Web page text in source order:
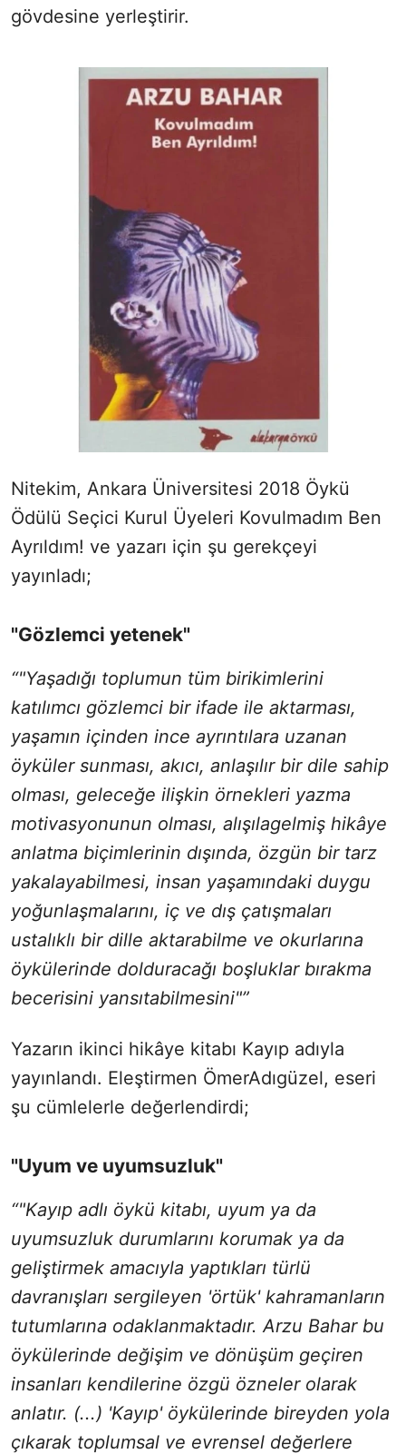
gövdesine yerleştirir.
Nitekim, Ankara Üniversitesi 2018 Öykü
Ödülü Seçici Kurul Üyeleri Kovulmadım Ben
Ayrıldım! ve yazarı için şu gerekçeyi
yayınladı;
"Gözlemci yetenek"
“"Yaşadığı toplumun tüm birikimlerini
katılımcı gözlemci bir ifade ile aktarması,
yaşamın içinden ince ayrıntılara uzanan
öyküler sunması, akıcı, anlaşılır bir dile sahip
olması, geleceğe ilişkin örnekleri yazma
motivasyonunun olması, alışılagelmiş hikâye
anlatma biçimlerinin dışında, özgün bir tarz
yakalayabilmesi, insan yaşamındaki duygu
yoğunlaşmalarını, iç ve dış çatışmaları
ustalıklı bir dille aktarabilme ve okurlarına
öykülerinde dolduracağı boşluklar bırakma
becerisini yansıtabilmesini"”
Yazarın ikinci hikâye kitabı Kayıp adıyla
yayınlandı. Eleştirmen ÖmerAdıgüzel, eseri
şu cümlelerle değerlendirdi;
"Uyum ve uyumsuzluk"
“"Kayıp adlı öykü kitabı, uyum ya da
uyumsuzluk durumlarını korumak ya da
geliştirmek amacıyla yaptıkları türlü
davranışları sergileyen 'örtük' kahramanların
tutumlarına odaklanmaktadır. Arzu Bahar bu
öykülerinde değişim ve dönüşüm geçiren
insanları kendilerine özgü özneler olarak
anlatır. (...) 'Kayıp' öykülerinde bireyden yola
çıkarak toplumsal ve evrensel değerlere